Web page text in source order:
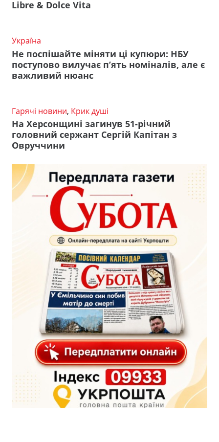
Libre & Dolce Vita
Україна
Не поспішайте міняти ці купюри: НБУ
поступово вилучає п’ять номіналів, але є
важливий нюанс
Гарячі новини, Крик душі
На Херсонщині загинув 51-річний
головний сержант Сергій Капітан з
Овруччини